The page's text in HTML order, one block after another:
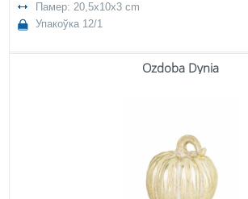
Памер: 20,5x10x3 cm
Упакоўка 12/1
Ozdoba Dynia